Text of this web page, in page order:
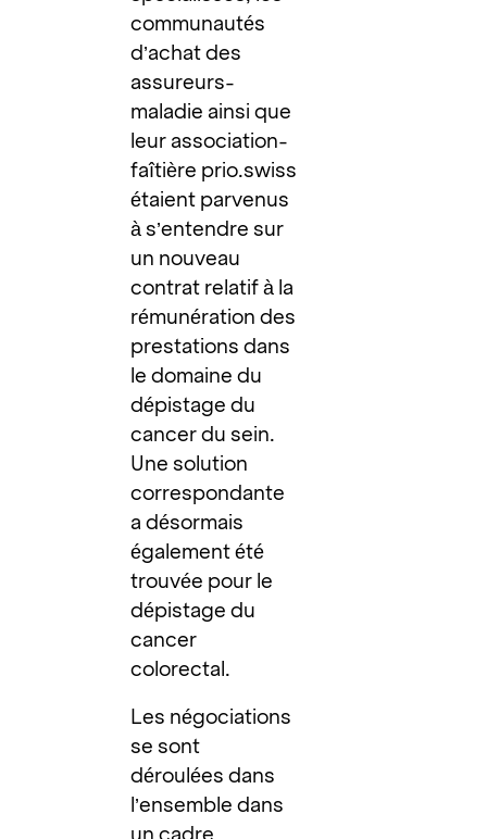
communautés
d’achat des
assureurs-
maladie ainsi que
leur association-
faîtière prio.swiss
étaient parvenus
à s’entendre sur
un nouveau
contrat relatif à la
rémunération des
prestations dans
le domaine du
dépistage du
cancer du sein.
Une solution
correspondante
a désormais
également été
trouvée pour le
dépistage du
cancer
colorectal.
Les négociations
se sont
déroulées dans
l’ensemble dans
un cadre